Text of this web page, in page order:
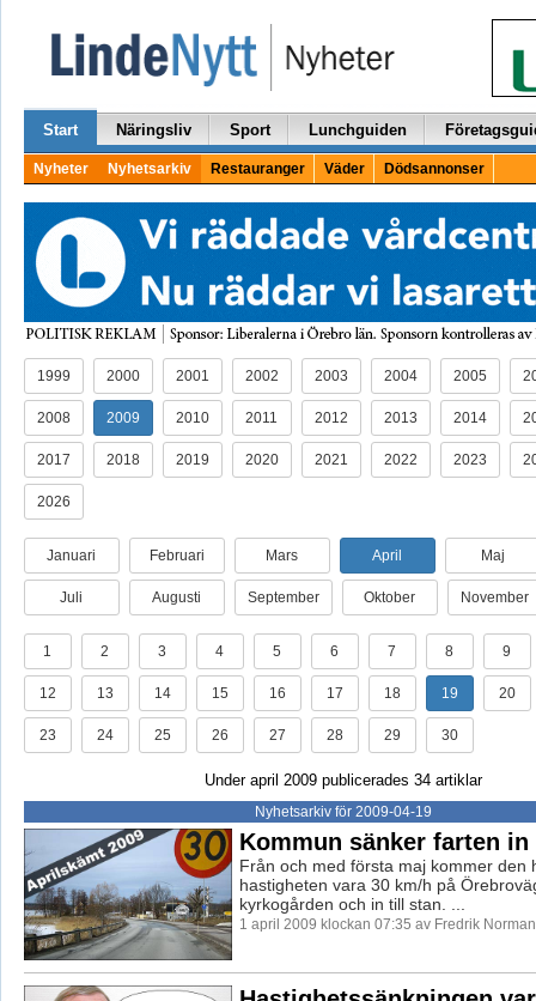
Start Näringsliv Sport Lunchguiden
Nyheter Nyhetsarkiv Restauranger Väder Dödsannonser
1999 2000 2001 2002 2003 2004 2005
2008 2009 2010 2011 2012 2013 2014
2017 2018 2019 2020 2021 2022 2023
2026
Januari Februari Mars April Maj
Juli Augusti September Oktober November
1 2 3 4 5 6 7 8 9
12 13 14 15 16 17 18 19 20
23 24 25 26 27 28 29 30
Under april 2009 publicerades 34 artiklar
Nyhetsarkiv för 2009-04-19
Kommun sänker farten
Från och med första maj kommer den
hastigheten vara 30 km/h på
kyrkogården och in till stan. ...
1 april 2009 klockan 07:35 av Fredrik Norman